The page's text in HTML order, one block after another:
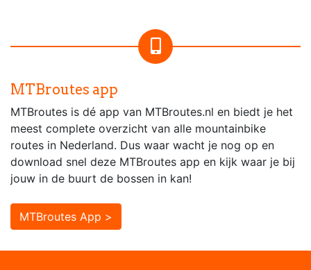
MTBroutes app
MTBroutes is dé app van MTBroutes.nl en biedt je het
meest complete overzicht van alle mountainbike
routes in Nederland. Dus waar wacht je nog op en
download snel deze MTBroutes app en kijk waar je bij
jouw in de buurt de bossen in kan!
MTBroutes App >